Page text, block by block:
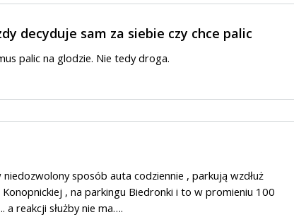
decyduje sam za siebie czy chce palic
palic na glodzie. Nie tedy droga.
sposób auta codziennie , parkują wzdłuż
, na parkingu Biedronki i to w promieniu 100
reakcji służby nie ma….